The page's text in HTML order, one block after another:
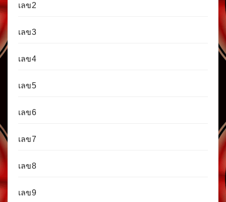
เลข2
เลข3
เลข4
เลข5
เลข6
เลข7
เลข8
เลข9